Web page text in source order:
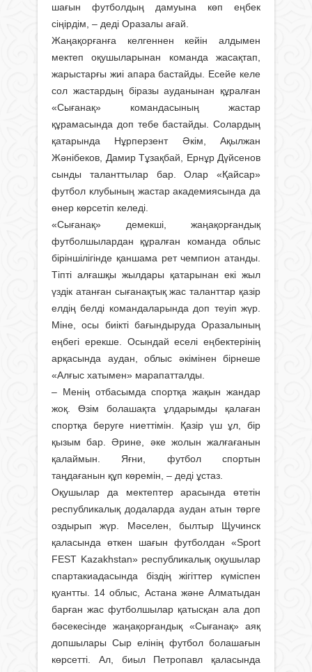
шағын футболдың дамуына көп еңбек
сіңірдім, – деді Оразалы ағай.
Жаңақорғанға келгеннен кейін алдымен
мектеп оқушыларынан команда жасақтап,
жарыстарғы жиі апара бастайды. Есейе келе
сол жастардың біразы ауданынан құралған
«Сығанақ» командасының жастар
құрамасында доп тебе бастайды. Солардың
қатарында Нұрперзент Әкім, Ақылжан
Жәнібеков, Дамир Тұзақбай, Ернұр Дүйсенов
сынды таланттылар бар. Олар «Қайсар»
футбол клубының жастар академиясында да
өнер көрсетіп келеді.
«Сығанақ» демекші, жаңақорғандық
футболшылардан құралған команда облыс
біріншілігінде қаншама рет чемпион атанды.
Тіпті алғашқы жыл­дары қатарынан екі жыл
үздік атанған сығанақтық жас таланттар қазір
елдің белді командаларында доп теуіп жүр.
Міне, осы биікті бағындыруда Оразалының
еңбегі ерекше. Осындай еселі еңбектерінің
арқасында аудан, облыс әкімінен бірнеше
«Алғыс хатымен» марапатталды.
– Менің отбасымда спортқа жақын жандар
жоқ. Өзім болашақта ұлдарымды қалаған
спортқа беруге ниеттімін. Қазір үш ұл, бір
қызым бар. Әрине, әке жолын жалғағанын
қалаймын. Яғни, футбол спортын
таңдағанын құп көремін, – деді ұстаз.
Оқушылар да мектептер арасында өтетін
республикалық додаларда аудан атын төрге
оздырып жүр. Мәселен, былтыр Щучинск
қаласында өткен шағын футболдан «Sport
FEST Kazakhstan» республикалық оқу­шылар
спартакиадасында біздің жігіттер күміспен
қуантты. 14 облыс, Астана және Алматыдан
барған жас футболшылар қатысқан ала доп
бәсекесінде жаңақорғандық «Сығанақ» аяқ
допшылары Сыр елінің футбол болашағын
көрсетті. Ал, биыл Петропавл қаласында